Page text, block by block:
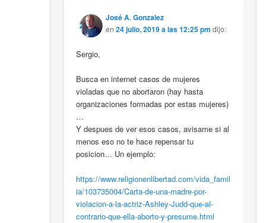
José A. Gonzalez
en24 julio, 2019 a las 12:25 pm dijo:
Sergio,
Busca en internet casos de mujeres
violadas que no abortaron (hay hasta
organizaciones formadas por estas mujeres)
…
Y despues de ver esos casos, avisame si al
menos eso no te hace repensar tu
posicion… Un ejemplo:
https://www.religionenlibertad.com/vida_famil
ia/103735004/Carta-de-una-madre-por-
violacion-a-la-actriz-Ashley-Judd-que-al-
contrario-que-ella-aborto-y-presume.html